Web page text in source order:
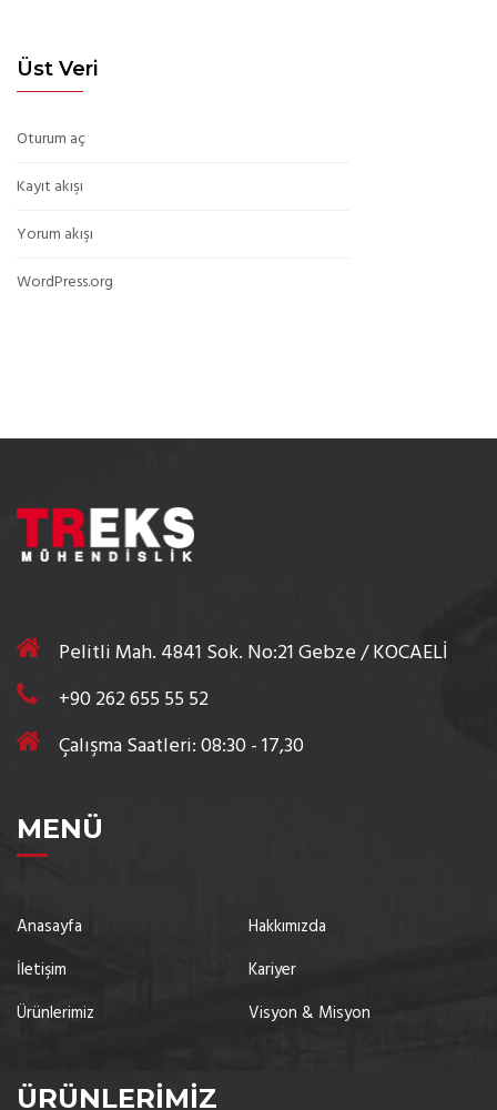
Üst Veri
Oturum aç
Kayıt akışı
Yorum akışı
WordPress.org
Pelitli Mah. 4841 Sok. No:21 Gebze / KOCAELİ
+90 262 655 55 52
Çalışma Saatleri: 08:30 - 17,30
MENÜ
Anasayfa
Hakkımızda
İletişim
Kariyer
Ürünlerimiz
Visyon & Misyon
ÜRÜNLERIMIZ